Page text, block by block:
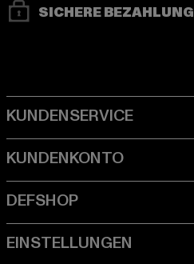
SICHERE BEZAHLUNG